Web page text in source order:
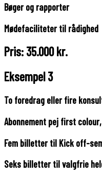
Bøger og rapporter
Mødefaciliteter til rådighed
Pris: 35.000 kr.
Eksempel 3
To foredrag eller fire
Abonnement pej first
Fem billetter til Kick off-
Seks billetter til valgfrie